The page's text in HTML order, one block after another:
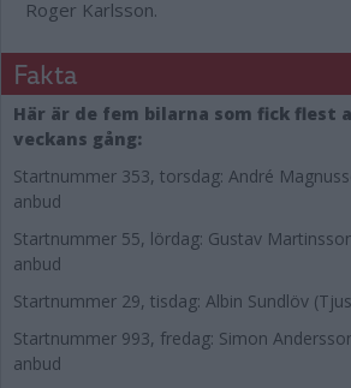
Roger Karlsson.
Fakta
Här är de fem bilarna som fick flest
veckans gång:
Startnummer 353, torsdag: André
anbud
Startnummer 55, lördag: Gustav
anbud
Startnummer 29, tisdag: Albin Sundlöv
Startnummer 993, fredag: Simon
anbud